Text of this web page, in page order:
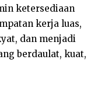
ketersediaan
kerja luas,
dan menjadi
berdaulat, kuat,